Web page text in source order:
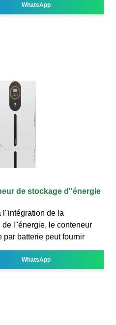
WhatsApp
de stockage d''énergie
l''intégration de la
l''énergie, le conteneur
par batterie peut fournir
WhatsApp